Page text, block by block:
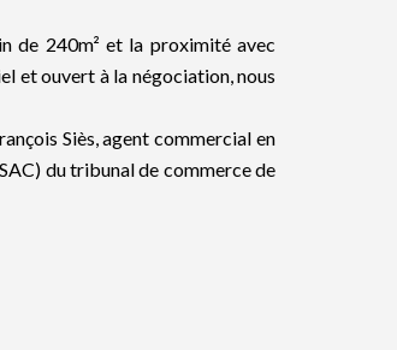
de 240m² et la proximité avec
et ouvert à la négociation, nous
Siès, agent commercial en
du tribunal de commerce de